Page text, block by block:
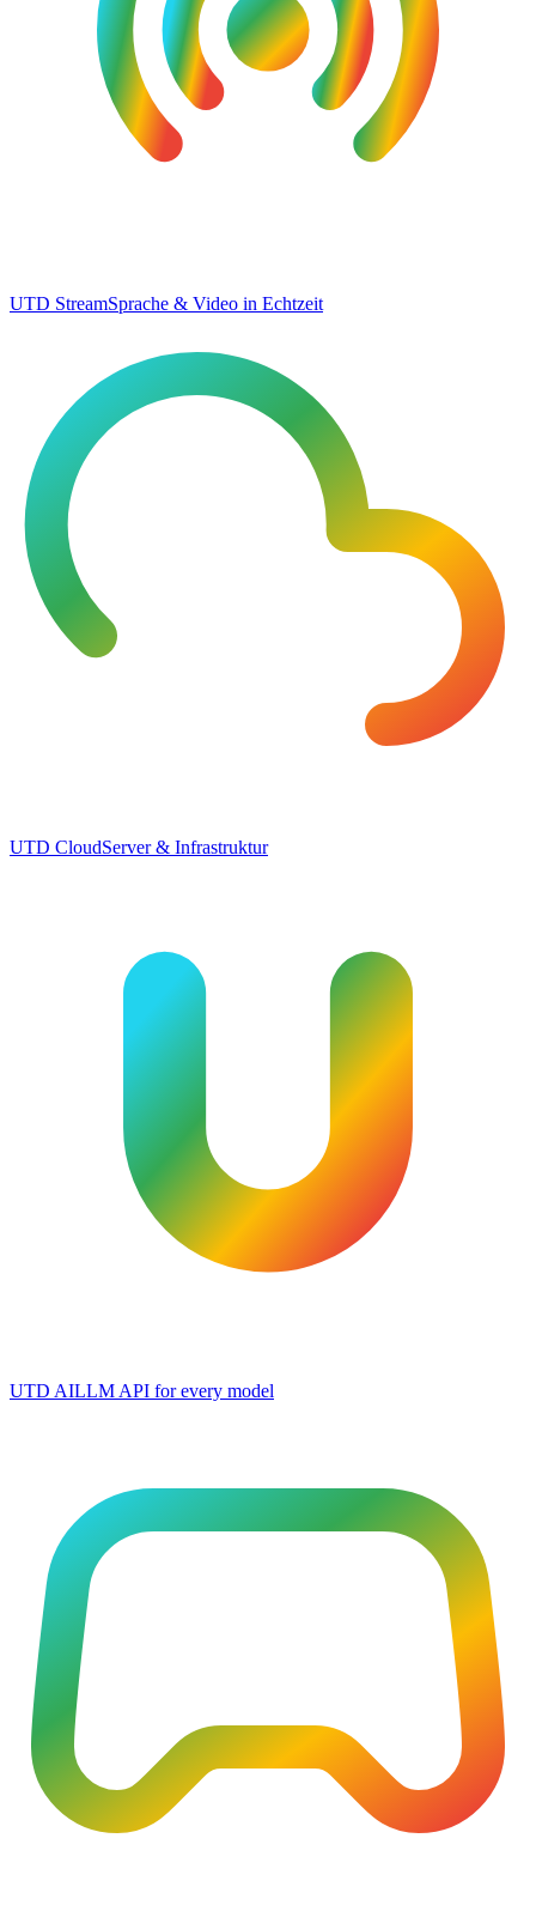
UTD StreamSprache & Video in Echtzeit
UTD CloudServer & Infrastruktur
UTD AILLM API for every model